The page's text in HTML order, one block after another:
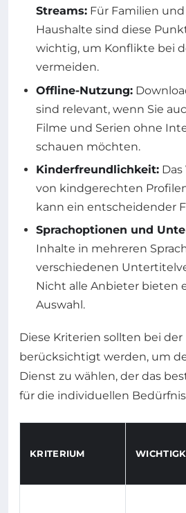
Streams: Für Familien
Haushalte sind diese
wichtig, um Konflikte bei
vermeiden.
Offline-Nutzung:
sind relevant, wenn Sie
Filme und Serien ohne
schauen möchten.
Kinderfreundlichkeit:
von kindgerechten
kann ein entscheidender
Sprachoptionen und
Inhalte in mehreren
verschiedenen
Nicht alle Anbieter bieten
Auswahl.
Diese Kriterien sollten bei
berücksichtigt werden, um
Dienst zu wählen, der das
für die individuellen
KRITERIUM